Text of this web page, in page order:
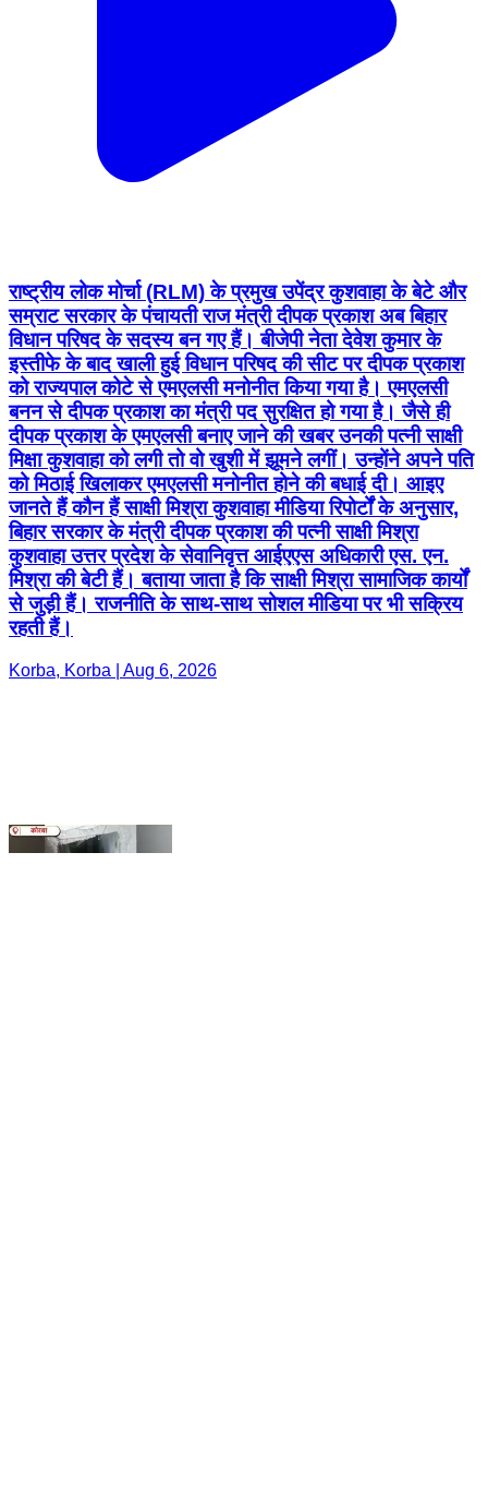
राष्ट्रीय लोक मोर्चा (RLM) के प्रमुख उपेंद्र कुशवाहा के बेटे और
सम्राट सरकार के पंचायती राज मंत्री दीपक प्रकाश अब बिहार
बनन से दीपक प्रकाश का मंत्री पद सुरक्षित हो गया है। जैसे ही
दीपक प्रकाश के एमएलसी बनाए जाने की खबर उनकी पत्नी साक्षी
मिक्षा कुशवाहा को लगी तो वो खुशी में झूमने लगीं। उन्होंने अपने पति
को मिठाई खिलाकर एमएलसी मनोनीत होने की बधाई दी। आइए
जानते हैं कौन हैं साक्षी मिश्रा कुशवाहा मीडिया रिपोर्टों के अनुसार,
बिहार सरकार के मंत्री दीपक प्रकाश की पत्नी साक्षी मिश्रा
कुशवाहा उत्तर प्रदेश के सेवानिवृत्त आईएएस अधिकारी एस. एन.
मिश्रा की बेटी हैं। बताया जाता है कि साक्षी मिश्रा सामाजिक कार्यों
से जुड़ी हैं। राजनीति के साथ-साथ सोशल मीडिया पर भी सक्रिय
रहती हैं।
Korba, Korba | Aug 6, 2026